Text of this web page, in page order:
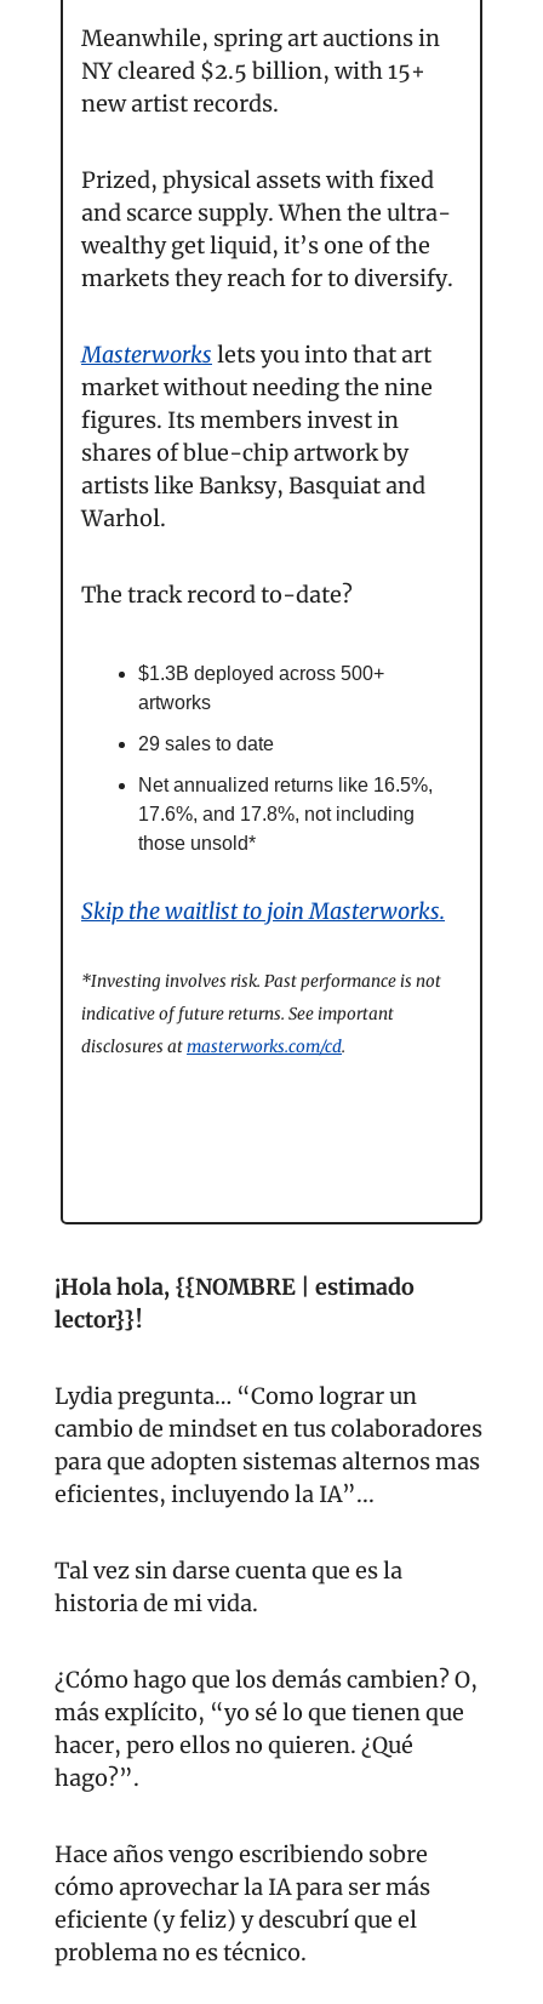
Meanwhile, spring art auctions in
NY cleared $2.5 billion, with 15+
new artist records.
Prized, physical assets with fixed
and scarce supply. When the ultra-
wealthy get liquid, it’s one of the
markets they reach for to diversify.
Masterworks lets you into that art
market without needing the nine
figures. Its members invest in
shares of blue-chip artwork by
artists like Banksy, Basquiat and
Warhol.
The track record to-date?
$1.3B deployed across 500+
artworks
29 sales to date
Net annualized returns like 16.5%,
17.6%, and 17.8%, not including
those unsold*
Skip the waitlist to join Masterworks.
*Investing involves risk. Past performance is not
indicative of future returns. See important
disclosures at masterworks.com/cd.
¡Hola hola, {{NOMBRE | estimado
lector}}!
Lydia pregunta… “Como lograr un
cambio de mindset en tus colaboradores
para que adopten sistemas alternos mas
eficientes, incluyendo la IA”...
Tal vez sin darse cuenta que es la
historia de mi vida.
¿Cómo hago que los demás cambien? O,
más explícito, “yo sé lo que tienen que
hacer, pero ellos no quieren. ¿Qué
hago?”.
Hace años vengo escribiendo sobre
cómo aprovechar la IA para ser más
eficiente (y feliz) y descubrí que el
problema no es técnico.